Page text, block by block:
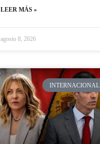
LEER MÁS »
agosto 8, 2026
INTERNACIONAL